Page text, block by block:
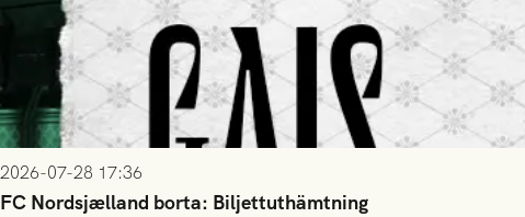
2026-07-28 17:36
FC Nordsjælland borta: Biljettuthämtning